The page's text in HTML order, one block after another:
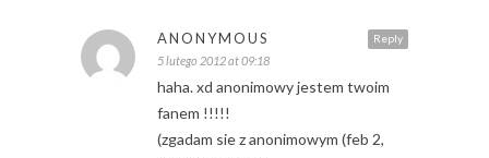
Reply
ANONYMOUS
5 lutego 2012 at 09:18
haha. xd anonimowy jestem twoim
fanem !!!!!
(zgadam sie z anonimowym (feb 2,